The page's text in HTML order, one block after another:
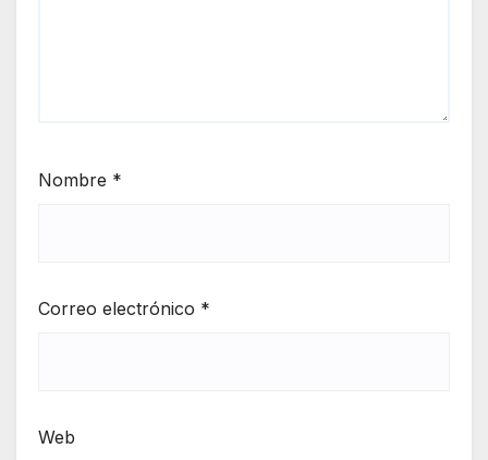
Nombre *
Correo electrónico *
Web